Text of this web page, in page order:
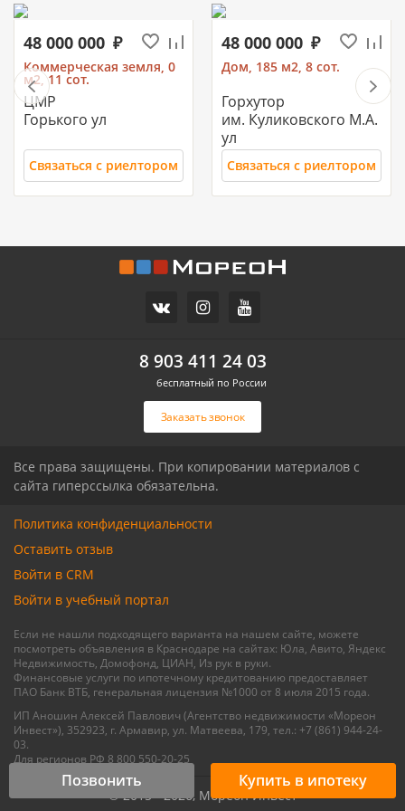
Позвонить Купить в ипотеку
48 000 000
Коммерческая земля, 0
м2, 11 сот.
ЦМР
Горького ул
Связаться с риелтором
48 000 000
Дом, 185 м2, 8 сот.
Горхутор
им. Куликовского М.А.
ул
Связаться с риелтором
10 500 000
Дом, 71 м2, 3 сот.
Заказать звонок
8 903 411 24 03
бесплатный по России
Все права защищены. При копировании материалов с
сайта гиперссылка обязательна.
Если не нашли подходящего варианта на нашем сайте, можете
посмотреть объявления в Краснодаре на сайтах: Юла, Авито, Яндекс
Недвижимость, Домофонд, ЦИАН, Из рук в руки.
Финансовые услуги по ипотечному кредитованию предоставляет
ПАО Банк ВТБ, генеральная лицензия №1000 от 8 июля 2015 года.
ИП Аношин Алексей Павлович (Агентство недвижимости «Мореон
Инвест»), 352923, г. Армавир, ул. Матвеева, 179, тел.: +7 (861) 944-24-
03.
Для регионов РФ 8 800 550-20-25
© 2015 - 2026, Мореон Инвест
Политика конфиденциальности
Оставить отзыв
Войти в CRM
Войти в учебный портал